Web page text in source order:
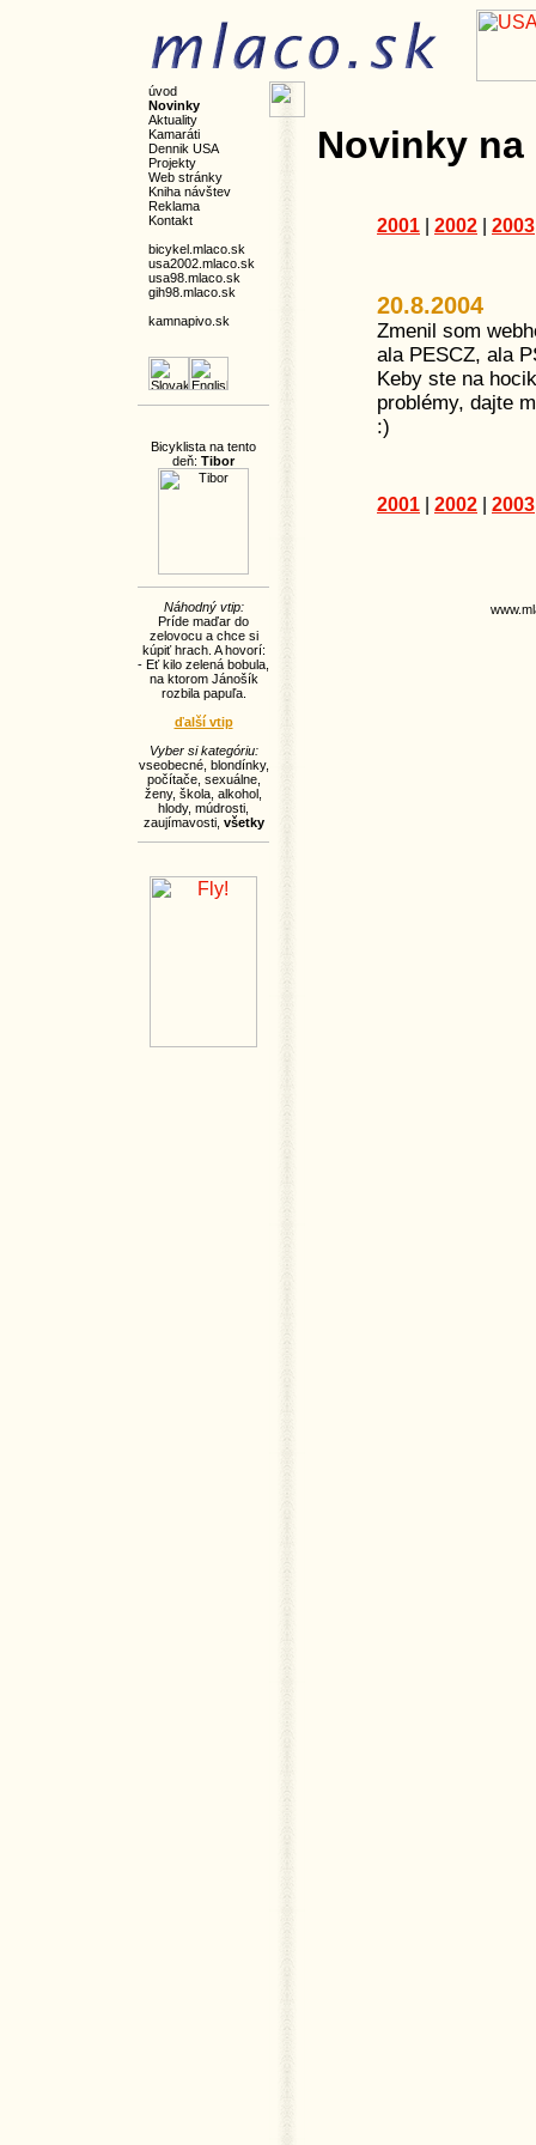
úvod
Novinky
Aktuality
Kamaráti
Dennik USA
Projekty
Web stránky
Kniha návštev
Reklama
Kontakt
bicykel.mlaco.sk
usa2002.mlaco.sk
usa98.mlaco.sk
gih98.mlaco.sk
kamnapivo.sk
Bicyklista na tento
deň: Tibor
Náhodný vtip:
Príde maďar do
zelovocu a chce si
kúpiť hrach. A hovorí:
- Eť kilo zelená bobula,
na ktorom Jánošík
rozbila papuľa.
ďalší vtip
Vyber si kategóriu:
vseobecné, blondínky,
počítače, sexuálne,
ženy, škola alkohol
hlody, múdrosti
zaujímavosti, všetky
Novinky
2001 2002 2003
20.8.2004
Zmenil som
ala PESCZ, ala
Keby ste na
problémy, dajte
:)
2001 2002 2003